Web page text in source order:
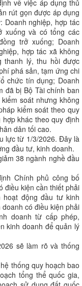
về việc áp dụng thủ
rút gọn được áp dụng
Doanh nghiệp, hợp tác
xuống và có tổng các
trở xuống; Doanh
hợp tác xã không
thanh lý, thu hồi được
phá sản, tạm ứng chi
chức tín dụng; Doanh
đã bị Bộ Tài chính ban
soát nhưng không
kiểm soát theo quy
khác theo quy định
dân tối cao.
lực từ 1/3/2026. Đây là
đầu tư, kinh doanh.
38 ngành nghề đầu
Chính phủ công bố
điều kiện cần thiết phải
động đầu tư kinh
có điều kiện phải
doanh từ cấp phép,
kinh doanh để quản lý
sẽ làm rõ và thống
thống quy hoạch bao
tổng thể quốc gia,